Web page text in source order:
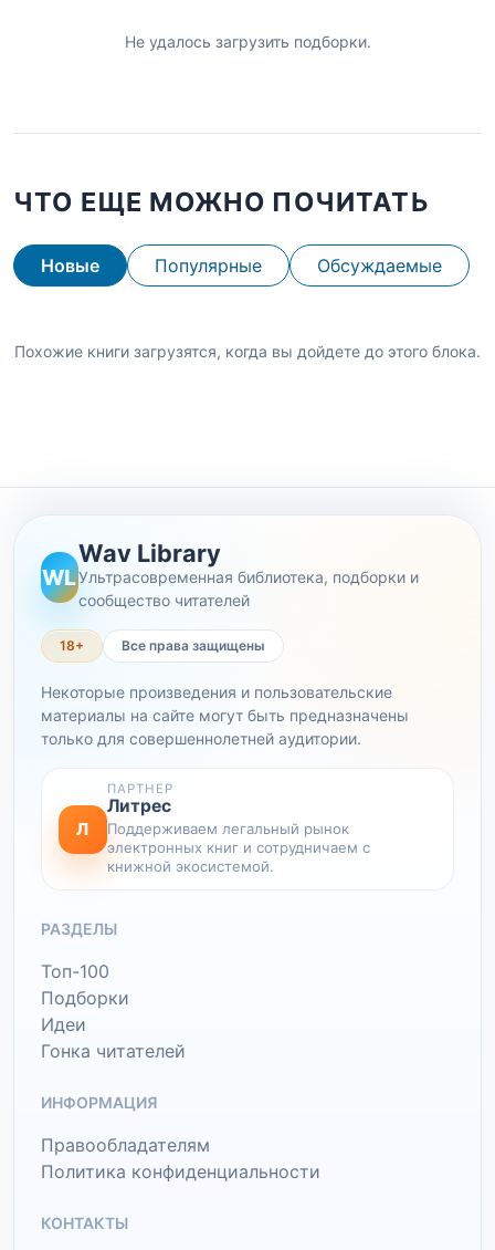
Не удалось загрузить подборки.
ЧТО ЕЩЕ МОЖНО ПОЧИТАТЬ
Новые Популярные Обсуждаемые
Похожие книги загрузятся, когда вы дойдете до этого блока.
WL
Wav Library
Ультрасовременная библиотека, подборки и
сообщество читателей
18+ Все права защищены
Некоторые произведения и пользовательские
материалы на сайте могут быть предназначены
только для совершеннолетней аудитории.
Л
ПАРТНЕР
Литрес
Поддерживаем легальный рынок
электронных книг и сотрудничаем с
книжной экосистемой.
РАЗДЕЛЫ
Топ-100
Подборки
Идеи
Гонка читателей
ИНФОРМАЦИЯ
Правообладателям
Политика конфиденциальности
КОНТАКТЫ